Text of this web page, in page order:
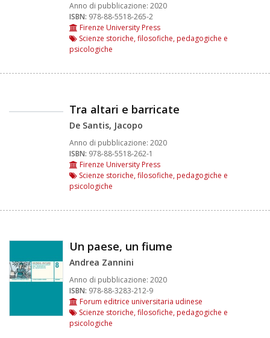
Anno di pubblicazione: 2020
ISBN: 978-88-5518-265-2
Firenze University Press
Scienze storiche, filosofiche, pedagogiche e
psicologiche
Tra altari e barricate
De Santis, Jacopo
Anno di pubblicazione: 2020
ISBN: 978-88-5518-262-1
Firenze University Press
Scienze storiche, filosofiche, pedagogiche e
psicologiche
Un paese, un fiume
Andrea Zannini
Anno di pubblicazione: 2020
ISBN: 978-88-3283-212-9
Forum editrice universitaria udinese
Scienze storiche, filosofiche, pedagogiche e
psicologiche